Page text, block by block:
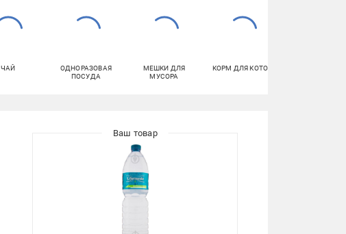
ЧАЙ
ОДНОРАЗОВАЯ
ПОСУДА
МЕШКИ ДЛЯ
МУСОРА
КОРМ ДЛЯ КОТОВ